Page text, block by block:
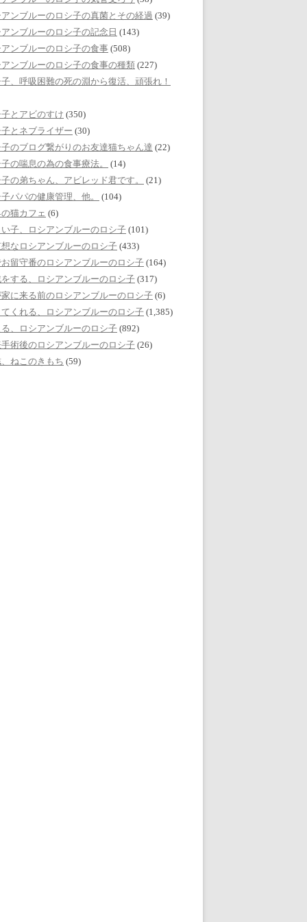
ンブルーのロシ子の真菌とその経過 (39)
ンブルーのロシ子の記念日 (143)
ンブルーのロシ子の食事 (508)
ンブルーのロシ子の食事の種類 (227)
、呼吸困難の死の淵から復活、頑張れ！
とアビのすけ (350)
とネブライザー (30)
のブログ繋がりのお友達猫ちゃん達 (22)
の喘息の為の食事療法。
(14)
の弟ちゃん、アビレッド君です。
(21)
パパの健康管理、他。
(104)
猫カフェ (6)
子、ロシアンブルーのロシ子 (101)
なロシアンブルーのロシ子 (433)
留守番のロシアンブルーのロシ子 (164)
する、ロシアンブルーのロシ子 (317)
に来る前のロシアンブルーのロシ子 (6)
くれる、ロシアンブルーのロシ子 (1,385)
、ロシアンブルーのロシ子 (892)
術後のロシアンブルーのロシ子 (26)
ねこのきもち (59)